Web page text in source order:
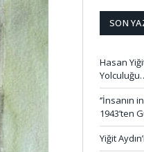
SON
Hasan
‘’İnsanın
1943’ten
Yiğit